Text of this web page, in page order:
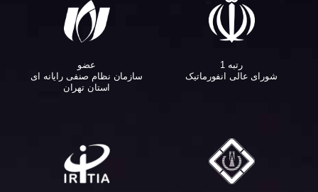
رتبه 1
شورای عالی انفورماتیک
عضو
سازمان نظام صنفی رایانه ای
استان تهران